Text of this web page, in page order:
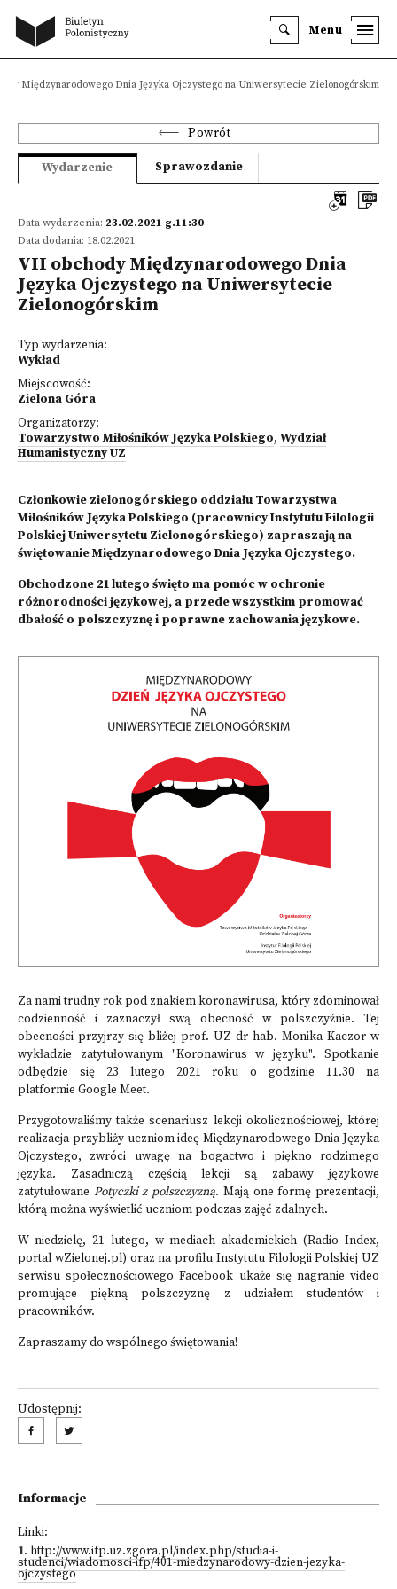
Menu
Międzynarodowego Dnia Języka Ojczystego na Uniwersytecie Zielonogórskim
Powrót
Wydarzenie Sprawozdanie
Data wydarzenia: 23.02.2021 g.11:30
Data dodania: 18.02.2021
VII obchody Międzynarodowego Dnia
Języka Ojczystego na Uniwersytecie
Zielonogórskim
Typ wydarzenia:
Wykład
Miejscowość:
Zielona Góra
Organizatorzy:
Towarzystwo Miłośników Języka Polskiego, Wydział
Humanistyczny UZ
Członkowie zielonogórskiego oddziału Towarzystwa
Miłośników Języka Polskiego (pracownicy Instytutu Filologii
Polskiej Uniwersytetu Zielonogórskiego) zapraszają na
świętowanie Międzynarodowego Dnia Języka Ojczystego.
Obchodzone 21 lutego święto ma pomóc w ochronie
różnorodności językowej, a przede wszystkim promować
dbałość o polszczyznę i poprawne zachowania językowe.
Za nami trudny rok pod znakiem koronawirusa, który zdominował
codzienność i zaznaczył swą obecność w polszczyźnie. Tej
obecności przyjrzy się bliżej prof. UZ dr hab. Monika Kaczor w
wykładzie zatytułowanym "Koronawirus w języku". Spotkanie
odbędzie się 23 lutego 2021 roku o godzinie 11.30 na
platformie Google Meet.
Przygotowaliśmy także scenariusz lekcji okolicznościowej, której
realizacja przybliży uczniom ideę Międzynarodowego Dnia Języka
Ojczystego, zwróci uwagę na bogactwo i piękno rodzimego
języka. Zasadniczą częścią lekcji są zabawy językowe
zatytułowane Potyczki z polszczyzną. Mają one formę prezentacji,
którą można wyświetlić uczniom podczas zajęć zdalnych.
W niedzielę, 21 lutego, w mediach akademickich (Radio Index,
portal wZielonej.pl) oraz na profilu Instytutu Filologii Polskiej UZ
serwisu społecznościowego Facebook ukaże się nagranie video
promujące piękną polszczyznę z udziałem studentów i
pracowników.
Zapraszamy do wspólnego świętowania!
Udostępnij:
Informacje
Linki:
1. http://www.ifp.uz.zgora.pl/index.php/studia-i-
studenci/wiadomosci-ifp/401-miedzynarodowy-dzien-jezyka-
ojczystego